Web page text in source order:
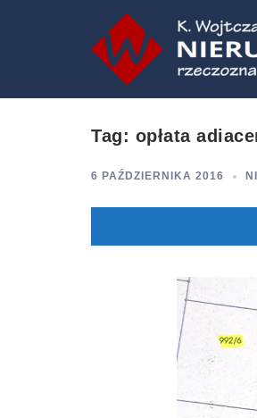
Tag: opłata
6 PAŹDZIERNIKA 2016